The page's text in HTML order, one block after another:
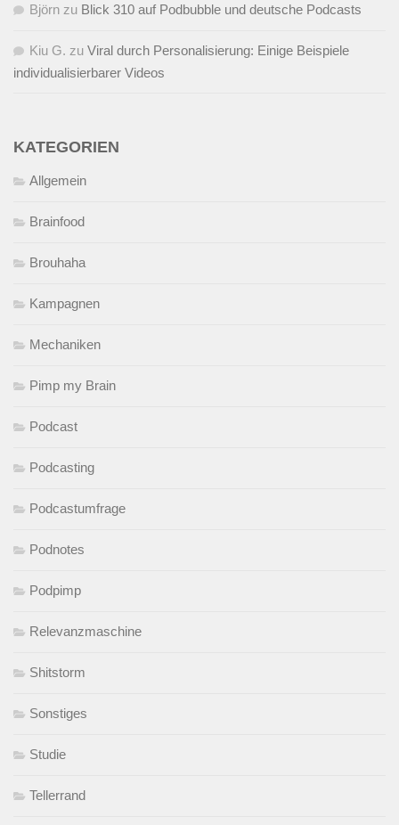
Björn zu Blick 310 auf Podbubble und deutsche Podcasts
Kiu G. zu Viral durch Personalisierung: Einige Beispiele
individualisierbarer Videos
KATEGORIEN
Allgemein
Brainfood
Brouhaha
Kampagnen
Mechaniken
Pimp my Brain
Podcast
Podcasting
Podcastumfrage
Podnotes
Podpimp
Relevanzmaschine
Shitstorm
Sonstiges
Studie
Tellerrand